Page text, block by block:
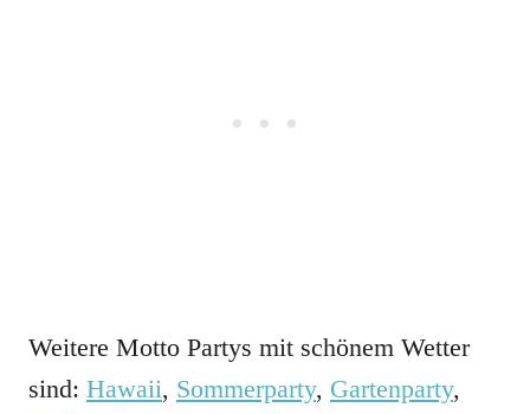
Weitere Motto Partys mit schönem Wetter
sind: Hawaii, Sommerparty, Gartenparty,